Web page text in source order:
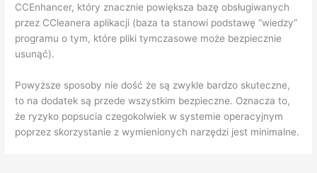
CCEnhancer, który znacznie powiększa bazę obsługiwanych
przez CCleanera aplikacji (baza ta stanowi podstawę “wiedzy”
programu o tym, które pliki tymczasowe może bezpiecznie
usunąć).
Powyższe sposoby nie dość że są zwykle bardzo skuteczne,
to na dodatek są przede wszystkim bezpieczne. Oznacza to,
że ryzyko popsucia czegokolwiek w systemie operacyjnym
poprzez skorzystanie z wymienionych narzędzi jest minimalne.